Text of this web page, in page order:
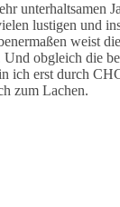
unterhaltsamen
lustigen und
weist
Und obgleich die
ich erst durch
zum Lachen.